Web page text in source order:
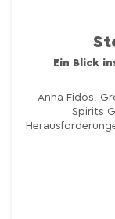
Ein Blick
Anna Fidos,
Spirits